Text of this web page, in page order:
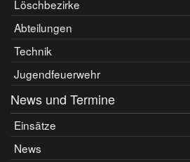
Löschbezirke
Abteilungen
Technik
Jugendfeuerwehr
News und Termine
Einsätze
News